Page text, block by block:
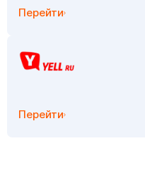
Перейти
Перейти